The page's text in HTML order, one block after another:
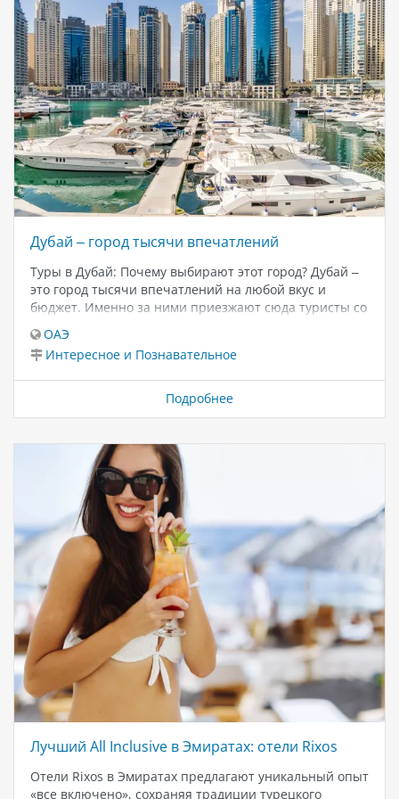
за экзотическими рыбами, акулами и другими
морскими обитателями. Погрузитесь в магический
мир подводной жизни и узнайте…
Дубай – город тысячи впечатлений
Туры в Дубай: Почему выбирают этот город? Дубай –
это город тысячи впечатлений на любой вкус и
бюджет. Именно за ними приезжают сюда туристы со
разнообразие предложений, которые ждут вас в
Дубае, а также дадим полезные советы по
бронированию туров в Дубай из Алматы и Астаны.
Лучшие туристические достопримечательности
Дубая Deep Dive Dubai В Дубае находится самый
Dubai. Это уникальное место привлекает как
профессиональных дайверов, так и новичков,
стремящихся погрузиться в удивительный подводный
мир. Sky Views Dubai Для любителей острых
ощущений стоит посетить стеклянный…
ОАЭ
Интересное и Познавательное
Подробнее
Лучший All Inclusive в Эмиратах: отели Rixos
Отели Rixos в Эмиратах предлагают уникальный опыт
«все включено», сохраняя традиции турецкого